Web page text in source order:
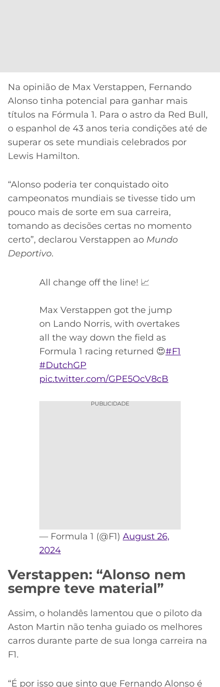
Na opinião de Max Verstappen, Fernando
Alonso tinha potencial para ganhar mais
títulos na Fórmula 1. Para o astro da Red Bull,
o espanhol de 43 anos teria condições até de
superar os sete mundiais celebrados por
Lewis Hamilton.
“Alonso poderia ter conquistado oito
campeonatos mundiais se tivesse tido um
pouco mais de sorte em sua carreira,
tomando as decisões certas no momento
certo”, declarou Verstappen ao Mundo
Deportivo.
All change off the line! 📈
Max Verstappen got the jump
on Lando Norris, with overtakes
all the way down the field as
Formula 1 racing returned 😍#F1
#DutchGP
pic.twitter.com/GPE5OcV8cB
PUBLICIDADE
— Formula 1 (@F1) August 26,
2024
Verstappen: “Alonso nem
sempre teve material”
Assim, o holandês lamentou que o piloto da
Aston Martin não tenha guiado os melhores
carros durante parte de sua longa carreira na
F1.
“É por isso que sinto que Fernando Alonso é